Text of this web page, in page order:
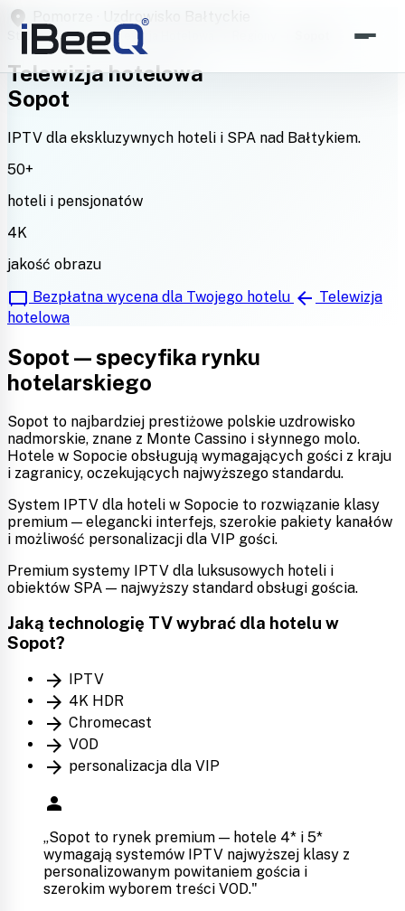
location_on Pomorze · Uzdrowisko Bałtyckie
Strona główna › Telewizja Hotelowa
Telewizja hotelowa
Sopot
IPTV dla ekskluzywnych hoteli i SPA nad Bałtykiem.
50+
hoteli i pensjonatów
4K
jakość obrazu
tv_gen Bezpłatna wycena dla Twojego hotelu arrow_back Telewizja
hotelowa
Sopot — specyfika rynku
hotelarskiego
Sopot to najbardziej prestiżowe polskie uzdrowisko
nadmorskie, znane z Monte Cassino i słynnego molo.
Hotele w Sopocie obsługują wymagających gości z kraju
i zagranicy, oczekujących najwyższego standardu.
System IPTV dla hoteli w Sopocie to rozwiązanie klasy
premium — elegancki interfejs, szerokie pakiety kanałów
i możliwość personalizacji dla VIP gości.
Premium systemy IPTV dla luksusowych hoteli i
obiektów SPA — najwyższy standard obsługi gościa.
Jaką technologię TV wybrać dla hotelu w
Sopot?
arrow_forward IPTV
arrow_forward 4K HDR
arrow_forward Chromecast
arrow_forward VOD
arrow_forward personalizacja dla VIP
person
„Sopot to rynek premium — hotele 4* i 5*
wymagają systemów IPTV najwyższej klasy z
personalizowanym powitaniem gościa i
szerokim wyborem treści VOD."